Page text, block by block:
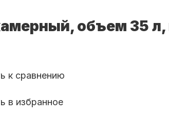
Винты
объем 35 л,
к сравнению
в избранное